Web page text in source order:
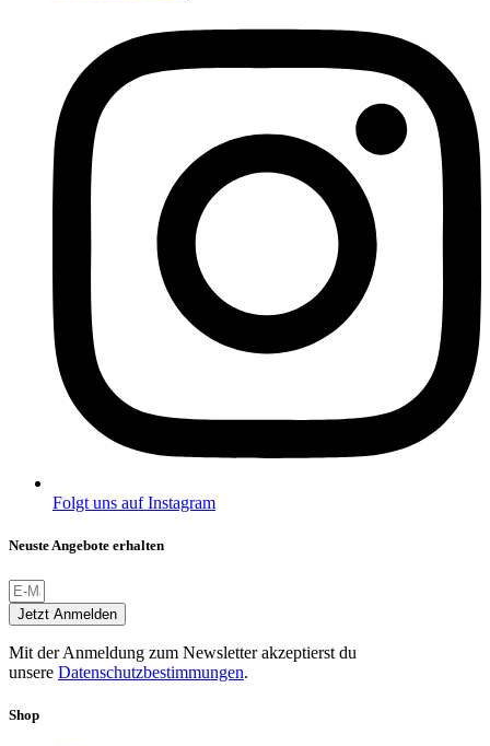
Folgt uns auf Instagram
Neuste Angebote erhalten
Jetzt Anmelden
Mit der Anmeldung zum Newsletter akzeptierst du
unsere Datenschutzbestimmungen.
Shop